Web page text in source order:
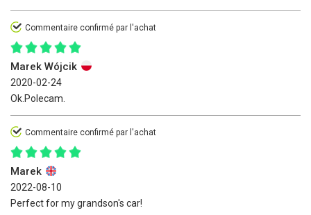
Commentaire confirmé par l'achat
Marek Wójcik
2020-02-24
Ok.Polecam.
Commentaire confirmé par l'achat
Marek
2022-08-10
Perfect for my grandson's car!